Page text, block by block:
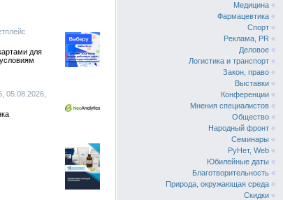
для
05.08.2026,
Медицина «
Фармацевтика «
Спорт «
Реклама, PR «
Деловое «
Логистика и транспорт «
Закон, право «
Выставки «
Конференции «
Мнения специалистов «
Общество «
Народный фронт «
Семинары «
РуНет, Web «
Юбилейные даты «
Благотворительность «
Природа, окружающая среда «
Скидки «